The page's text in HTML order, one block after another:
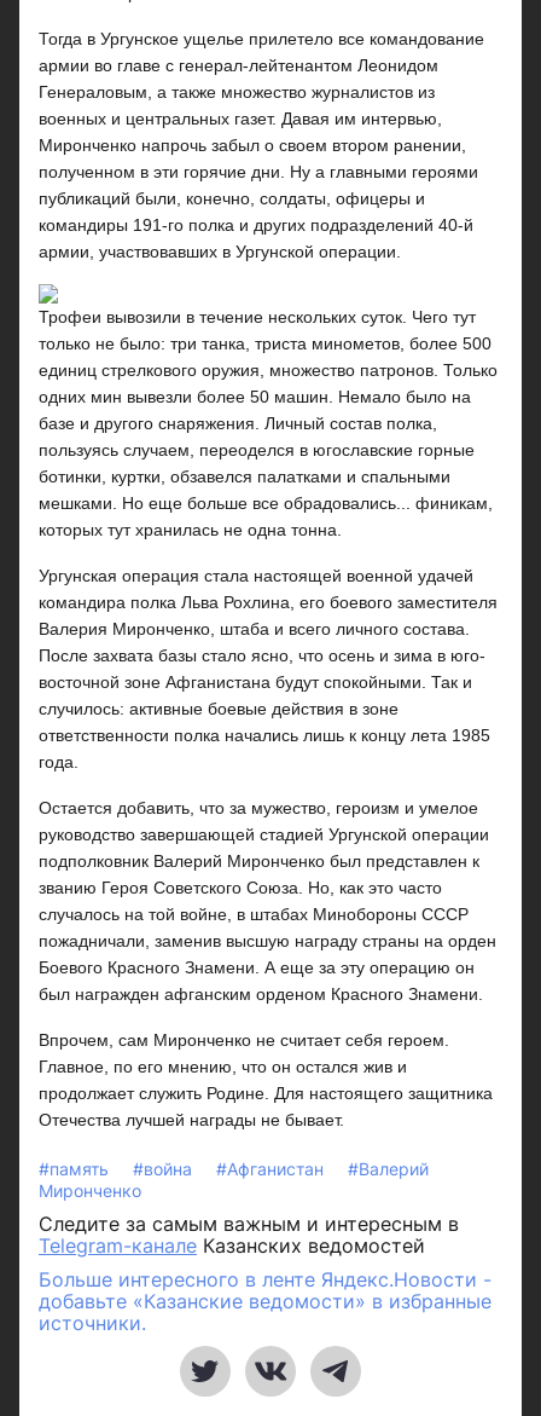
Тогда в Ургунское ущелье прилетело все командование
армии во главе с генерал-лейтенантом Леонидом
Генераловым, а также множество журналистов из
военных и центральных газет. Давая им интервью,
Миронченко напрочь забыл о своем втором ранении,
полученном в эти горячие дни. Ну а главными героями
публикаций были, конечно, солдаты, офицеры и
командиры 191-го полка и других подразделений 40-й
армии, участвовавших в Ургунской операции.
Трофеи вывозили в течение нескольких суток. Чего тут
только не было: три танка, триста минометов, более 500
единиц стрелкового оружия, множество патронов. Только
одних мин вывезли более 50 машин. Немало было на
базе и другого снаряжения. Личный состав полка,
пользуясь случаем, переоделся в югославские горные
ботинки, куртки, обзавелся палатками и спальными
мешками. Но еще больше все обрадовались... финикам,
которых тут хранилась не одна тонна.
Ургунская операция стала настоящей военной удачей
командира полка Льва Рохлина, его боевого заместителя
Валерия Миронченко, штаба и всего личного состава.
После захвата базы стало ясно, что осень и зима в юго-
восточной зоне Афганистана будут спокойными. Так и
случилось: активные боевые действия в зоне
ответственности полка начались лишь к концу лета 1985
года.
Остается добавить, что за мужество, героизм и умелое
руководство завершающей стадией Ургунской операции
подполковник Валерий Миронченко был представлен к
званию Героя Советского Союза. Но, как это часто
случалось на той войне, в штабах Минобороны СССР
пожадничали, заменив высшую награду страны на орден
Боевого Красного Знамени. А еще за эту операцию он
был награжден афганским орденом Красного Знамени.
Впрочем, сам Миронченко не считает себя героем.
Главное, по его мнению, что он остался жив и
продолжает служить Родине. Для настоящего защитника
Отечества лучшей награды не бывает.
#память #война #Афганистан
#Валерий
Миронченко
Следите за самым важным и интересным в
Telegram-канале Казанских ведомостей
Больше интересного в ленте Яндекс.Новости -
добавьте «Казанские ведомости» в избранные
источники.